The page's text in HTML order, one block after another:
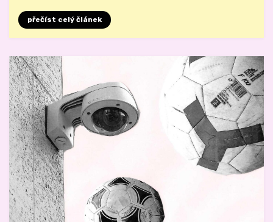
přečíst celý článek